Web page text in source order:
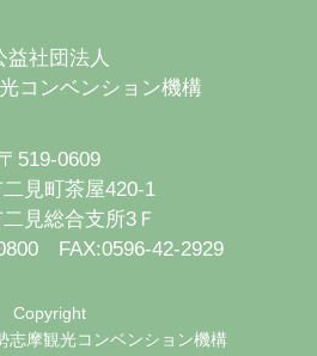
益社団法人
コンベンション機構
〒519-0609
見町茶屋420-1
見総合支所3Ｆ
FAX:0596-42-2929
Copyright
志摩観光コンベンション機構